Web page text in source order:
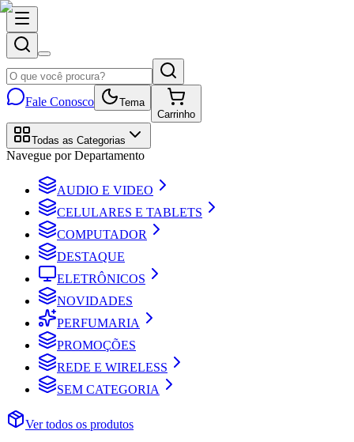
Fale Conosco
Tema
Carrinho
Todas as Categorias
Navegue por Departamento
AUDIO E VIDEO
CELULARES E TABLETS
COMPUTADOR
DESTAQUE
ELETRÔNICOS
NOVIDADES
PERFUMARIA
PROMOÇÕES
REDE E WIRELESS
SEM CATEGORIA
Ver todos os produtos